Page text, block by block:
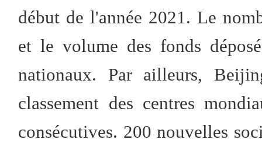
début de l'année 2021. Le
et le volume des fonds
nationaux. Par ailleurs,
classement des centres
consécutives. 200 nouvelles